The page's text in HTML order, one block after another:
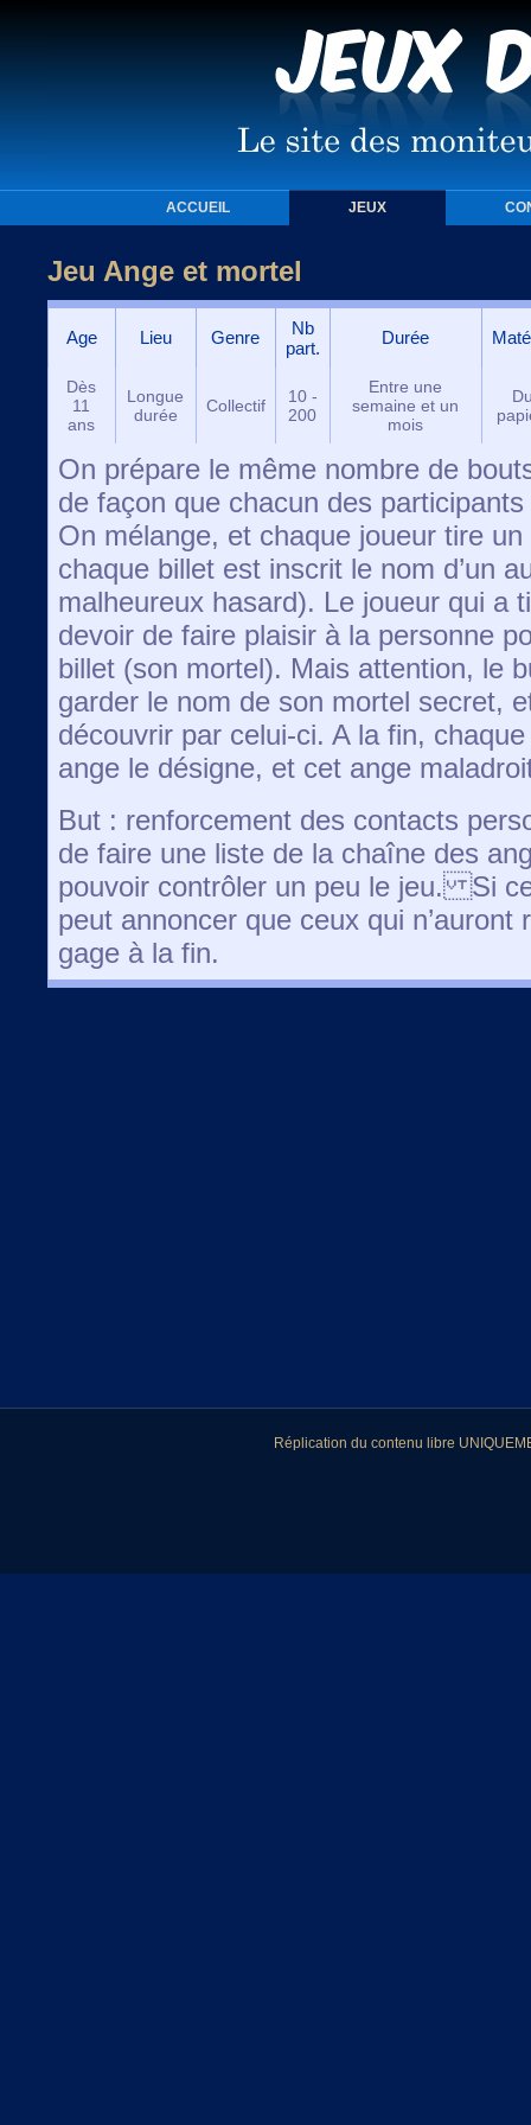
ACCUEIL JEUX
Jeu Ange et mortel
Age Lieu Genre
Nb
part.
Durée
Dès
11
ans
Longue
durée
Collectif
10 -
200
Entre une
semaine et un
mois
On prépare le même nombre de
de façon que chacun des
On mélange, et chaque joueur tire
chaque billet est inscrit le nom d’un
malheureux hasard). Le joueur qui a
devoir de faire plaisir à la personne
billet (son mortel). Mais attention, le
garder le nom de son mortel secret,
découvrir par celui-ci. A la fin,
ange le désigne, et cet ange
But : renforcement des contacts
de faire une liste de la chaîne des
pouvoir contrôler un peu le jeu. Si
peut annoncer que ceux qui
gage à la fin.
Réplication du contenu libre